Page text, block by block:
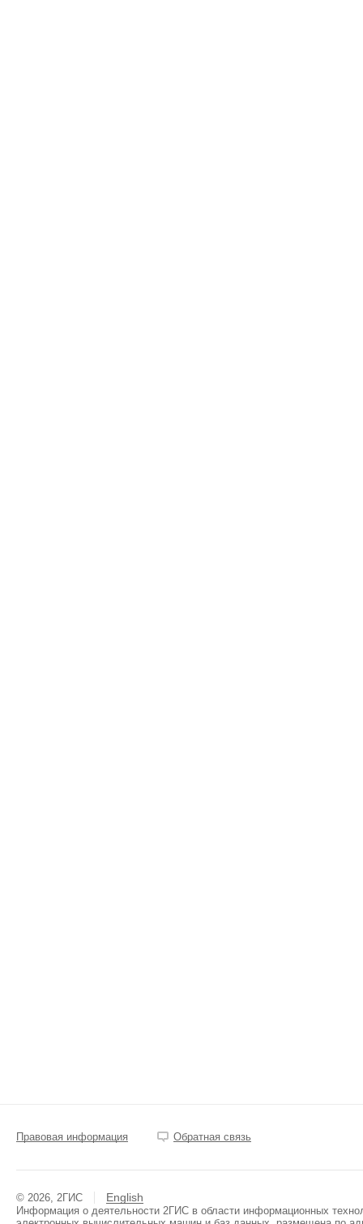
Правовая информация Обратная связь
© 2026, 2ГИС English
Информация о деятельности 2ГИС в области информационных